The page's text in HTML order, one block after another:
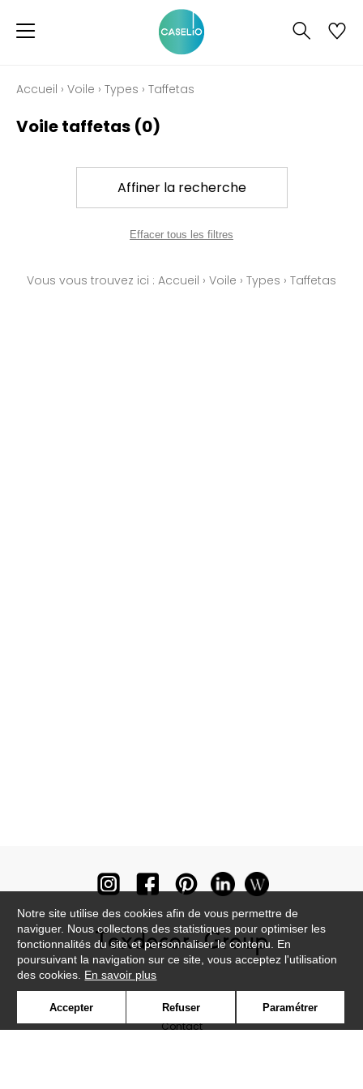
Accueil › Voile › Types › Taffetas
Voile taffetas (0)
Affiner la recherche
Effacer tous les filtres
Vous vous trouvez ici : Accueil › Voile › Types › Taffetas
Contact
Notre site utilise des cookies afin de vous permettre de
naviguer. Nous collectons des statistiques pour optimiser les
fonctionnalités du site et personnaliser le contenu. En
poursuivant la navigation sur ce site, vous acceptez l'utilisation
des cookies. En savoir plus
Accepter Refuser Paramétrer